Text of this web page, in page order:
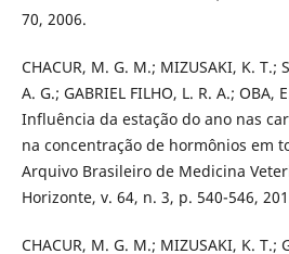
70, 2006.
CHACUR, M. G. M.; MIZUSAKI, K. T.;
A. G.; GABRIEL FILHO, L. R. A.; OBA,
Influência da estação do ano nas
na concentração de hormônios em
Arquivo Brasileiro de Medicina
Horizonte, v. 64, n. 3, p. 540-546,
CHACUR, M. G. M.; MIZUSAKI, K. T.;